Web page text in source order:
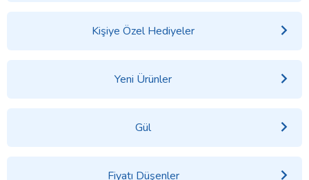
Kişiye Özel Hediyeler
Yeni Ürünler
Gül
Fiyatı Düşenler